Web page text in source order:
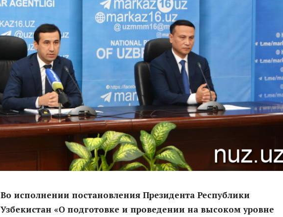
Во исполнении постановления Президента Республики
Узбекистан «О подготовке и проведении на высоком уровне